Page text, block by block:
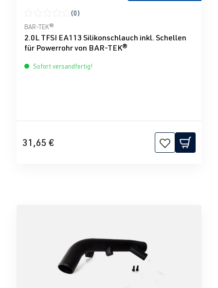
Durchschnittliche Bewertung von 0 von 5 Sternen
(0)
BAR-TEK®
2.0L TFSI EA113 Silikonschlauch inkl. Schellen
für Powerrohr von BAR-TEK®
Sofort versandfertig!
31,65 €